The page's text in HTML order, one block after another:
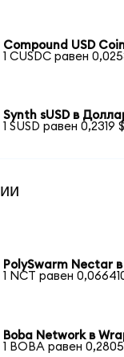
Compound USD
1 CUSDC равен
Synth sUSD в
1 SUSD равен 0,2319 $
PolySwarm Nectar
1 NCT равен
Boba Network в
1 BOBA равен